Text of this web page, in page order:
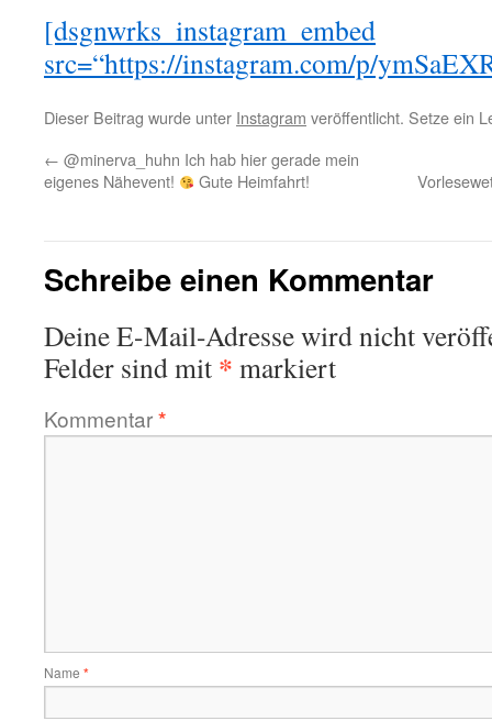
[dsgnwrks_instagram_embed
src=“https://instagram.com/p/
Dieser Beitrag wurde unter Instagram veröffentlicht. Setze ein
← @minerva_huhn Ich hab hier gerade mein
eigenes Nähevent!
Gute Heimfahrt!
Schreibe einen Kommentar
Deine E-Mail-Adresse wird nicht
Felder sind mit * markiert
Kommentar*
Name *